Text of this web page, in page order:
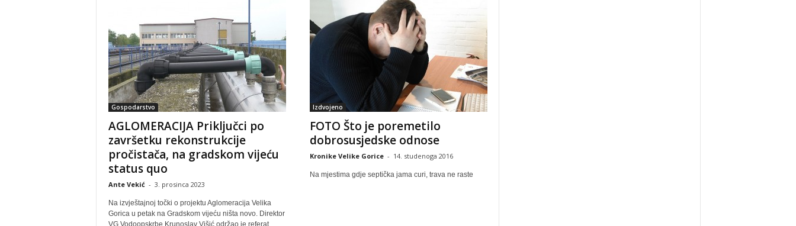
Gospodarstvo
AGLOMERACIJA Priključci po
završetku rekonstrukcije
pročistača, na gradskom vijeću
status quo
Ante Vekić - 3. prosinca 2023
Na izvještajnoj točki o projektu Aglomeracija Velika
Gorica u petak na Gradskom vijeću ništa novo. Direktor
VG Vodoopskrbe Krunoslav Višić održao je referat
Izdvojeno
FOTO Što je poremetilo
dobrosusjedske odnose
Kronike Velike Gorice - 14. studenoga 2016
Na mjestima gdje septička jama curi, trava ne raste